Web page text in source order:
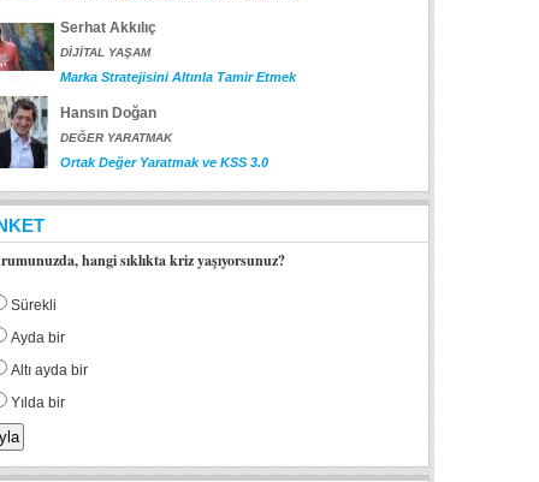
Serhat Akkılıç
DİJİTAL YAŞAM
Marka Stratejisini Altınla Tamir Etmek
Hansın Doğan
DEĞER YARATMAK
Ortak Değer Yaratmak ve KSS 3.0
hangi sıklıkta kriz yaşıyorsunuz?
Sürekli
Ayda bir
Altı ayda bir
Yılda bir